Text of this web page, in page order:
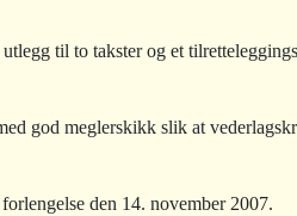
til to takster og et
god meglerskikk slik at
den 14. november 2007.